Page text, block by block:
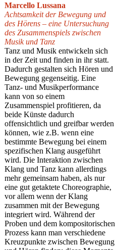
Marcello Lussana
Achtsamkeit der Bewegung und
des Hörens – eine Untersuchung
des Zusammenspiels zwischen
Musik und Tanz
Tanz und Musik entwickeln sich
in der Zeit und finden in ihr statt.
Dadurch gestalten sich Hören und
Bewegung gegenseitig. Eine
Tanz- und Musikperformance
kann von so einem
Zusammenspiel profitieren, da
beide Künste dadurch
offensichtlich und greifbar werden
können, wie z.B. wenn eine
bestimmte Bewegung bei einem
spezifischen Klang ausgeführt
wird. Die Interaktion zwischen
Klang und Tanz kann allerdings
mehr gemeinsam haben, als nur
eine gut getaktete Choreographie,
vor allem wenn der Klang
zusammen mit der Bewegung
integriert wird. Während der
Proben und dem kompositorischen
Prozess kann man verschiedene
Kreuzpunkte zwischen Bewegung